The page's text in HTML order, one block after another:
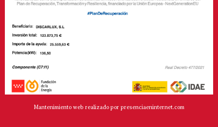
Mantenimiento web realizado por presenciaeninternet.com